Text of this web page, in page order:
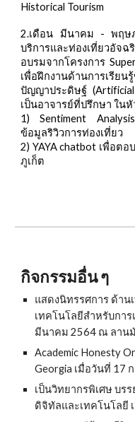
Historical Tourism
2.เดือน มีนาคม -พฤ
บริการและท่องเที่ยวอัจ
อบรมจากโครงการ
เพื่อฝึกงานด้านการเรียน
ปัญญาประดิษฐ์ (Artificial
เป็นอาจารย์ที่ปรึกษา ใน
1) Sentiment
ข้อมูลริวิวการท่องเที่ยว
2) YAYA chatbot เพื่อตอ
ภูเก็ต
กิจกรรมอื่น ๆ
แสดงนิทรรศการ ด้าน
เทคโนโลยีสำหรับกา
มีนาคม 2564 ณ ลาน
Academic Honesty
Georgia เมื่อวันที่ 17
เป็นวิทยากรพิเศษ บร
ดิจิทัลและเทคโนโลยี